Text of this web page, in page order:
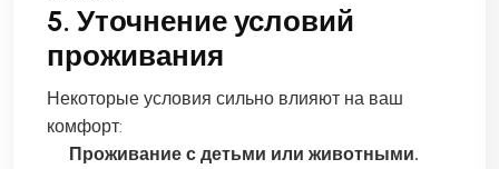
5. Уточнение условий
проживания
Некоторые условия сильно влияют на ваш
комфорт:
Проживание с детьми или животными.